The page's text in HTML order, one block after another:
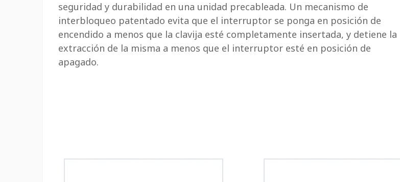
seguridad y durabilidad en una unidad precableada. Un mecanismo de
interbloqueo patentado evita que el interruptor se ponga en posición de
encendido a menos que la clavija esté completamente insertada, y detiene la
extracción de la misma a menos que el interruptor esté en posición de
apagado.